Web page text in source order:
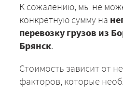
К сожалению, мы не
конкретную сумму на
перевозку грузов из
Брянск.
Стоимость зависит от
факторов, которые